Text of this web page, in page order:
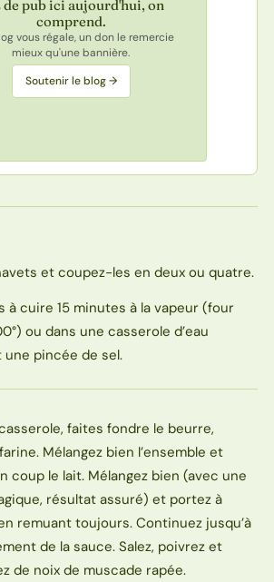
de pub ici aujourd'hui, on
comprend.
vous régale, un don le remercie
mieux qu'une bannière.
Soutenir le blog →
et coupez-les en deux ou quatre.
à cuire 15 minutes à la vapeur (four
ou dans une casserole d’eau
pincée de sel.
faites fondre le beurre,
Mélangez bien l’ensemble et
coup le lait. Mélangez bien (avec une
résultat assuré) et portez à
remuant toujours. Continuez jusqu’à
de la sauce. Salez, poivrez et
de noix de muscade rapée.